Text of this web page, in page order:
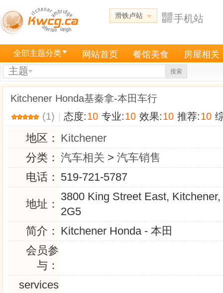
滑铁卢站 手机站
全部主题分类 网站首页 餐馆美食 房屋相关
主题 搜索
Kitchener Honda基秦拿-本田车行
(1)
态度:10 专业:10 效果:10 推荐:10
地区： Kitchener
分类： 汽车相关 > 汽车销售
电话： 519-721-5787
地址：
3800 King Street East,
2G5
简介： Kitchener Honda - 本田
会员参
与：
services